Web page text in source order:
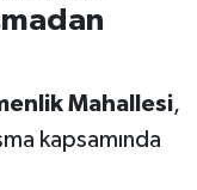
Mahallesi,
kapsamında